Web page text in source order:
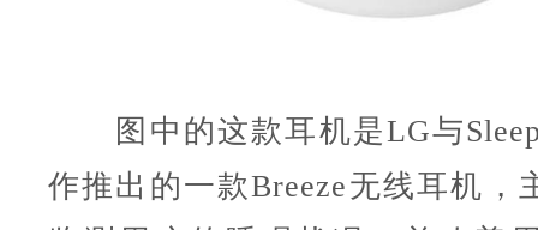
图中的这款耳机是LG与
作推出的一款Breeze无线耳机，